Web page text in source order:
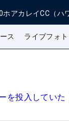
ホアカレイCC（ハ
ス ライブフォト
を投入してい